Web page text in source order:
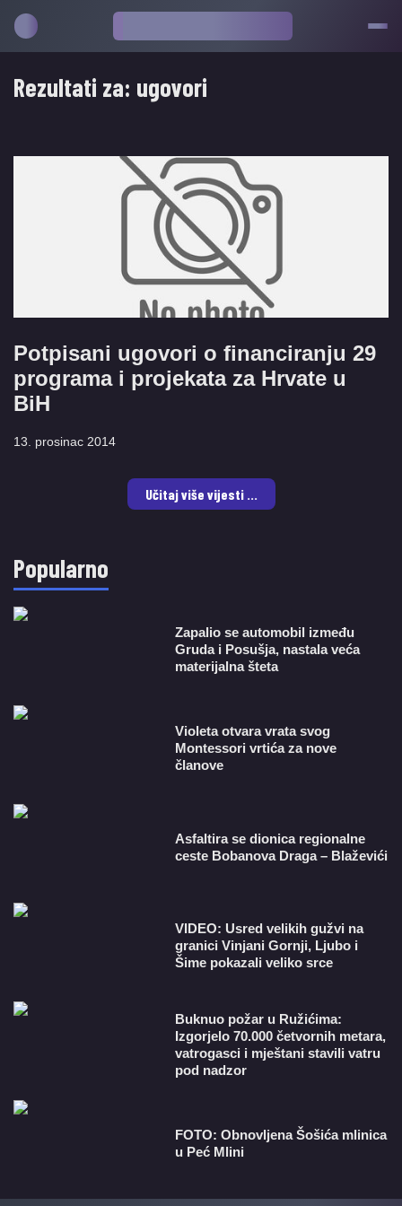
Rezultati za: ugovori
Potpisani ugovori o financiranju 29
programa i projekata za Hrvate u
BiH
13. prosinac 2014
Učitaj više vijesti ...
Popularno
Zapalio se automobil između
Gruda i Posušja, nastala veća
materijalna šteta
Violeta otvara vrata svog
Montessori vrtića za nove
članove
Asfaltira se dionica regionalne
ceste Bobanova Draga – Blaževići
VIDEO: Usred velikih gužvi na
granici Vinjani Gornji, Ljubo i
Šime pokazali veliko srce
Buknuo požar u Ružićima:
Izgorjelo 70.000 četvornih metara,
vatrogasci i mještani stavili vatru
pod nadzor
FOTO: Obnovljena Šošića mlinica
u Peć Mlini